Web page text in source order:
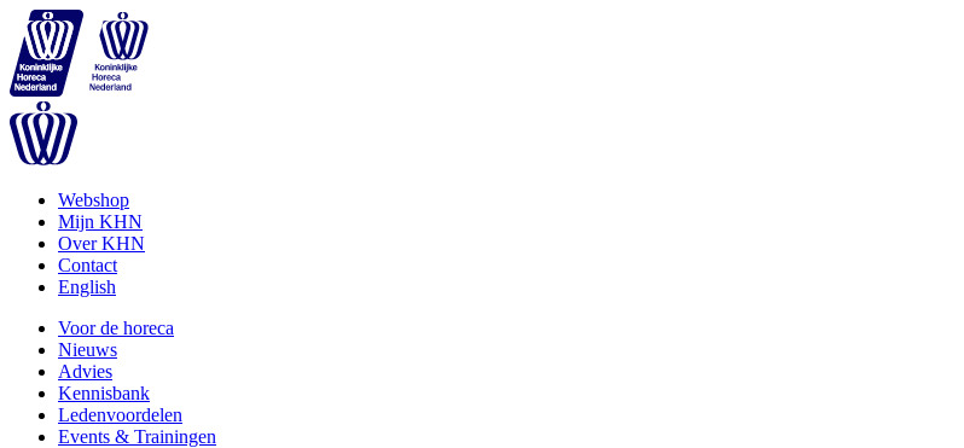
Webshop
Mijn KHN
Over KHN
Contact
English
Voor de horeca
Nieuws
Advies
Kennisbank
Ledenvoordelen
Events & Trainingen